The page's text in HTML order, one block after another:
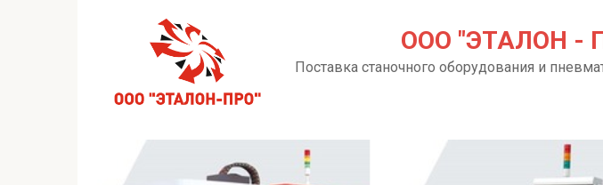
ООО "ЭТАЛОН -
Поставка станочного оборудования и